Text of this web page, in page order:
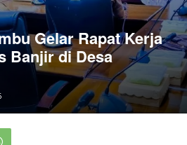
Gelar Rapat Kerja
Banjir di Desa